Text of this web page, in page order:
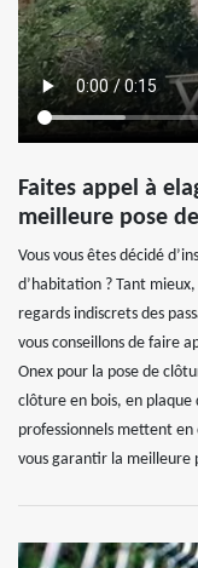
Faites appel à
meilleure pose
Vous vous êtes décidé
d’habitation ? Tant
regards indiscrets des
vous conseillons de faire
Onex pour la pose de
clôture en bois, en
professionnels mettent
vous garantir la meilleure